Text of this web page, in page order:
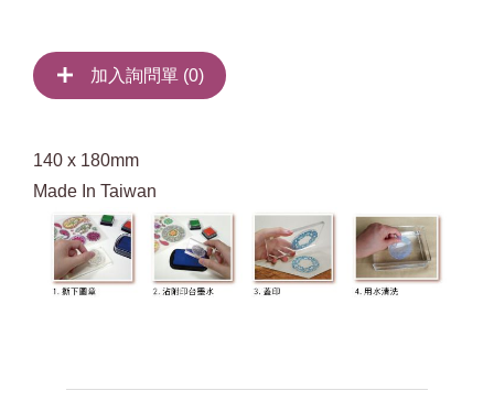
加入詢問單 (0)
140 x 180mm
Made In Taiwan